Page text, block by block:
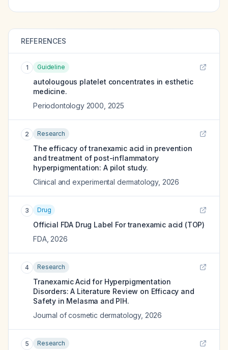
REFERENCES
1 Guideline
autolougous platelet concentrates in esthetic
medicine.
Periodontology 2000 2025
2 Research
The efficacy of tranexamic acid in prevention
and treatment of post-inflammatory
hyperpigmentation: A pilot study.
Clinical and experimental dermatology, 2026
3 Drug
Official FDA Drug Label Fortranexamic acid (TOP)
FDA, 2026
4 Research
Tranexamic Acid for Hyperpigmentation
Disorders: A Literature Review on Efficacy and
Safety in Melasma and PIH.
Journal of cosmetic dermatology, 2026
5 Research